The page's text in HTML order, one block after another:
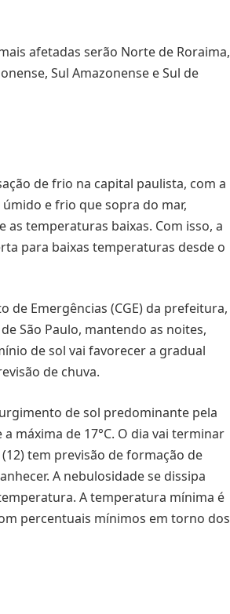
afetadas serão Norte de Roraima,
Sul Amazonense e Sul de
de frio na capital paulista, com a
e frio que sopra do mar,
temperaturas baixas. Com isso, a
para baixas temperaturas desde o
Emergências (CGE) da prefeitura,
São Paulo, mantendo as noites,
de sol vai favorecer a gradual
de chuva.
de sol predominante pela
máxima de 17°C. O dia vai terminar
tem previsão de formação de
A nebulosidade se dissipa
A temperatura mínima é
percentuais mínimos em torno dos